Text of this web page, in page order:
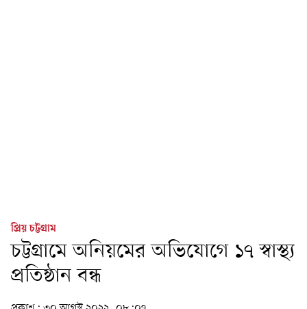
প্রিয় চট্টগ্রাম
চট্টগ্রামে অনিয়মের অভিযোগে ১৭ স্বাস্থ্য
প্রতিষ্ঠান বন্ধ